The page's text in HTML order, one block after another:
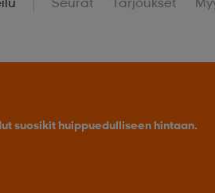
suosikit huippuedulliseen hintaan.